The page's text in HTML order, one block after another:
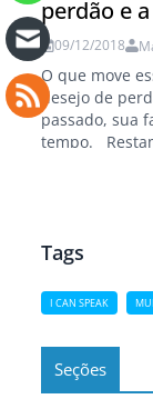
perdão e
09/12/2018
O que move
desejo de
passado, sua
tempo.
Tags
I CAN SPEAK
Seções